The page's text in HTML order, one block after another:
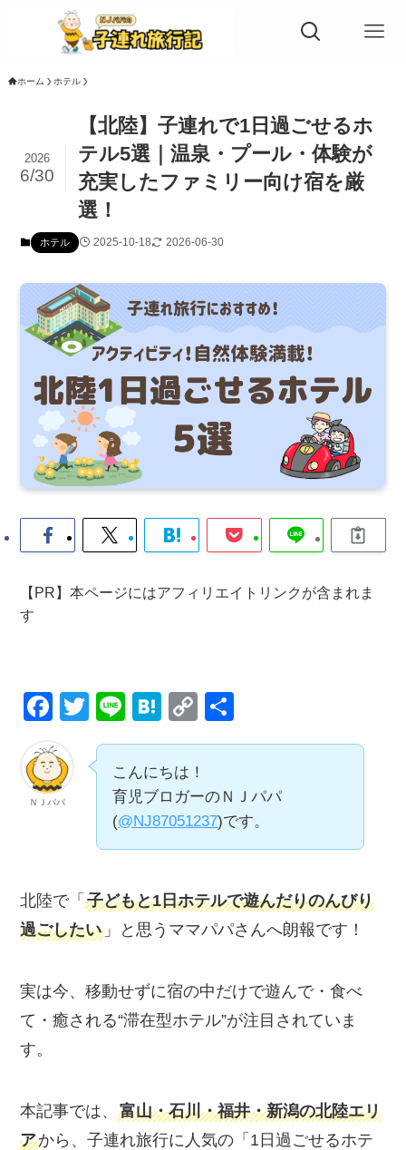
ホーム ホテル
【北陸】子連れで1日過ごせるホ
テル5選｜温泉・プール・体験が
充実したファミリー向け宿を厳
選！
2026
6/30
ホテル 2025-10-18 2026-06-30
【PR】本ページにはアフィリエイトリンクが含まれま
す
F
c
e
k
T
wi
tt
er
Li
n
e
H
at
e
n
a
C
o
p
y
Li
n
有
ＮＪパパ
こんにちは！
育児ブロガーのＮＪパパ
(@NJ87051237)です。
北陸で「子どもと1日ホテルで遊んだりのんびり
過ごしたい 」と思うママパパさんへ朗報です！
実は今、移動せずに宿の中だけで遊んで・食べ
て・癒される“滞在型ホテル”が注目されていま
す。
本記事では、富山・石川・福井・新潟の北陸エリ
アから、子連れ旅行に人気の「1日過ごせるホテ